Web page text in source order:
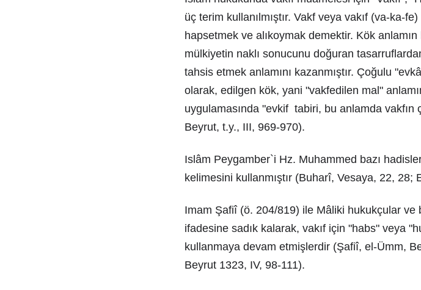
üç terim kullanılmıştır. Vakf veya vakıf (va-ka-
hapsetmek ve alıkoymak demektir. Kök
mülkiyetin naklı sonucunu doğuran
tahsis etmek anlamını kazanmıştır. Çoğulu
olarak, edilgen kök, yani "vakfedilen mal"
uygulamasında "evkif  tabiri, bu anlamda
Beyrut, t.y., III, 969-970).
Islâm Peygamber`i Hz. Muhammed bazı
kelimesini kullanmıştır (Buharî, Vesaya, 22,
Imam Şafiî (ö. 204/819) ile Mâliki hukukçular ve
ifadesine sadık kalarak, vakıf için "habs" veya
kullanmaya devam etmişlerdir (Şafiî, el-Ümm,
Beyrut 1323, IV, 98-111).